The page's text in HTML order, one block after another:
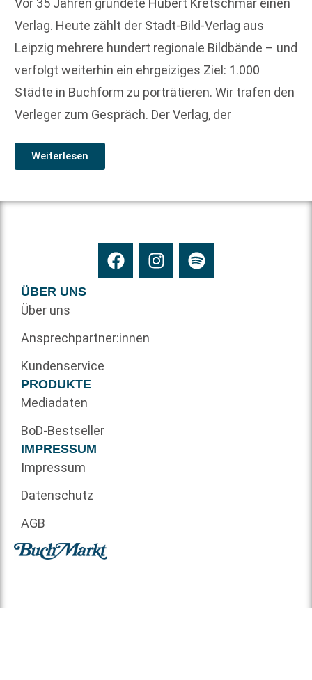
Vor 35 Jahren gründete Hubert Kretschmar einen
Verlag. Heute zählt der Stadt-Bild-Verlag aus
Leipzig mehrere hundert regionale Bildbände – und
verfolgt weiterhin ein ehrgeiziges Ziel: 1.000
Städte in Buchform zu porträtieren. Wir trafen den
Verleger zum Gespräch. Der Verlag, der
Weiterlesen
ÜBER UNS
Über uns
Ansprechpartner:innen
Kundenservice
PRODUKTE
Mediadaten
BoD-Bestseller
IMPRESSUM
Impressum
Datenschutz
AGB